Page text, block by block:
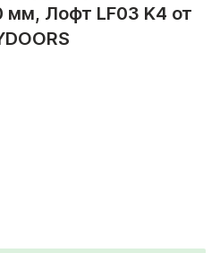
Лофт LF03 K4 от